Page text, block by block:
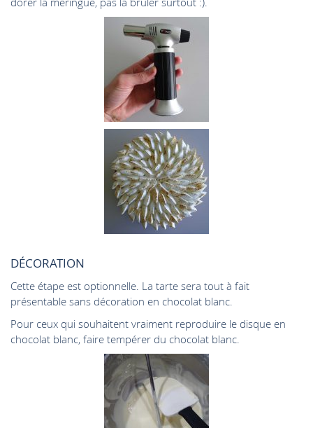
DÉCORATION
Cette étape est optionnelle. La tarte sera tout à fait
présentable sans décoration en chocolat blanc.
Pour ceux qui souhaitent vraiment reproduire le disque en
chocolat blanc, faire tempérer du chocolat blanc.